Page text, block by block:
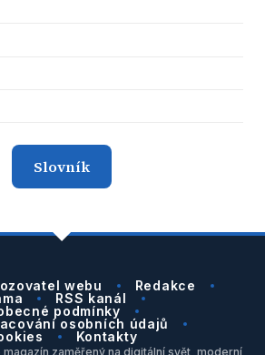
Slovník
webu
Redakce
RSS kanál
podmínky
osobních údajů
Kontakty
zaměřený na digitální svět, moderní